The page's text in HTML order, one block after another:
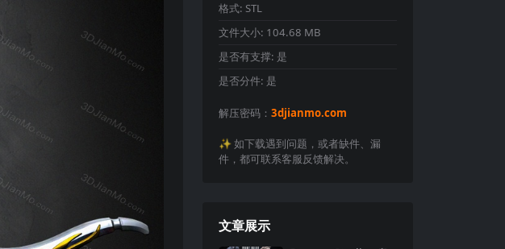
格式: STL
文件大小: 104.68 MB
是否有支撑: 是
是否分件: 是
解压密码： 3djianmo.com
✨️ 如下载遇到问题，或者缺件、漏
件，都可联系客服反馈解决。
文章展示